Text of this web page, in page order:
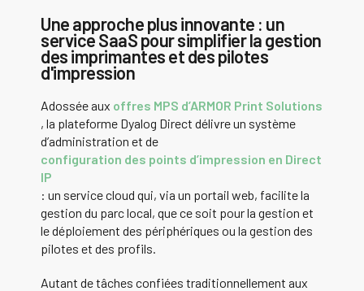
Une approche plus innovante : un
service SaaS pour simplifier la gestion
des imprimantes et des pilotes
d'impression
Adossée aux offres MPS d’ARMOR Print Solutions
, la plateforme Dyalog Direct délivre un système
d’administration et de
configuration des points d’impression en Direct
IP
: un service cloud qui, via un portail web, facilite la
gestion du parc local, que ce soit pour la gestion et
le déploiement des périphériques ou la gestion des
pilotes et des profils.
Autant de tâches confiées traditionnellement aux